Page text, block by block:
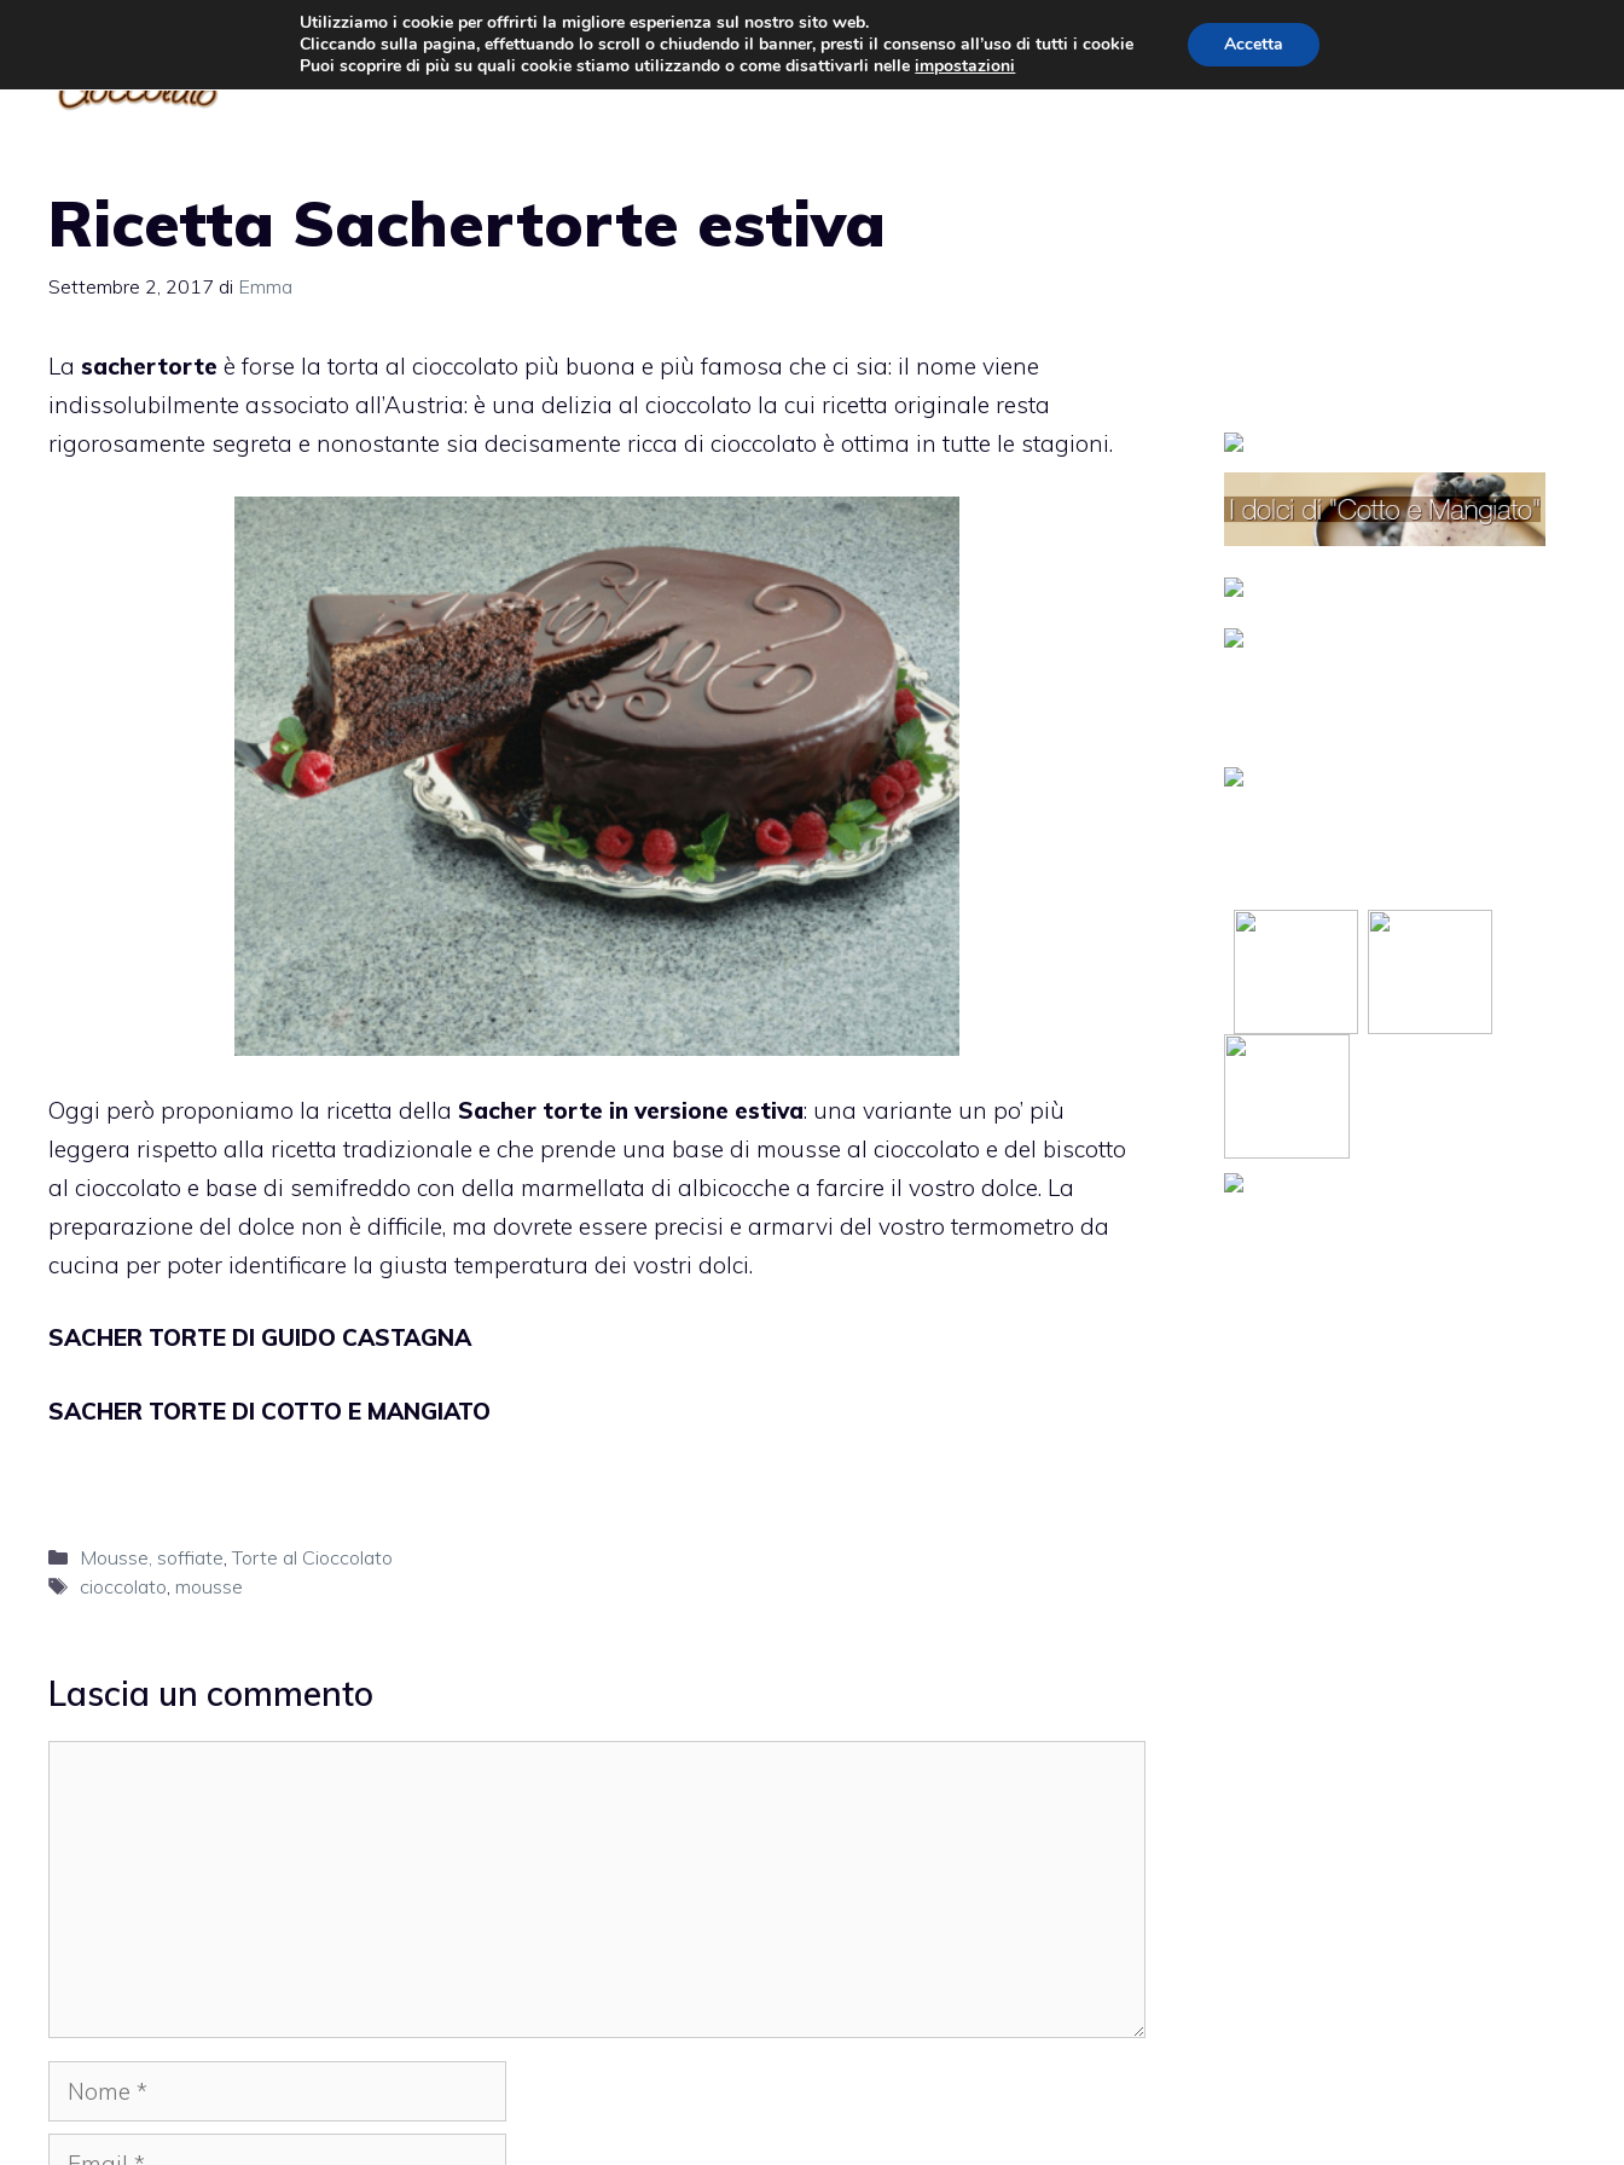
contenuto
TORTE AL CIOCCOLATO TORTE CLASSICHE TORTE PER BAMBINI
Ricetta Sachertorte estiva
Settembre 2, 2017 di Emma
La sachertorte è forse la torta al cioccolato più buona e più famosa che ci sia: il nome viene
indissolubilmente associato all’Austria: è una delizia al cioccolato la cui ricetta originale resta
rigorosamente segreta e nonostante sia decisamente ricca di cioccolato è ottima in tutte le stagioni.
Oggi però proponiamo la ricetta della Sacher torte in versione estiva: una variante un po’ più
leggera rispetto alla ricetta tradizionale e che prende una base di mousse al cioccolato e del biscotto
al cioccolato e base di semifreddo con della marmellata di albicocche a farcire il vostro dolce. La
preparazione del dolce non è difficile, ma dovrete essere precisi e armarvi del vostro termometro da
cucina per poter identificare la giusta temperatura dei vostri dolci.
SACHER TORTE DI GUIDO CASTAGNA
SACHER TORTE DI COTTO E MANGIATO
Categorie
Mousse, soffiate ,Torte al Cioccolato
Tag
cioccolato mousse
Lascia un commento
Nome
Email
Utilizziamo i cookie per offrirti la migliore esperienza sul nostro sito web.
Cliccando sulla pagina, effettuando lo scroll o chiudendo il banner, presti il consenso all’uso di tutti i cookie
Puoi scoprire di più su quali cookie stiamo utilizzando o come disattivarli nelleimpostazioni
Accetta